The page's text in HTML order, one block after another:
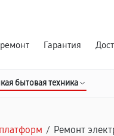
Гарантия
бытовая техника
/ Ремонт